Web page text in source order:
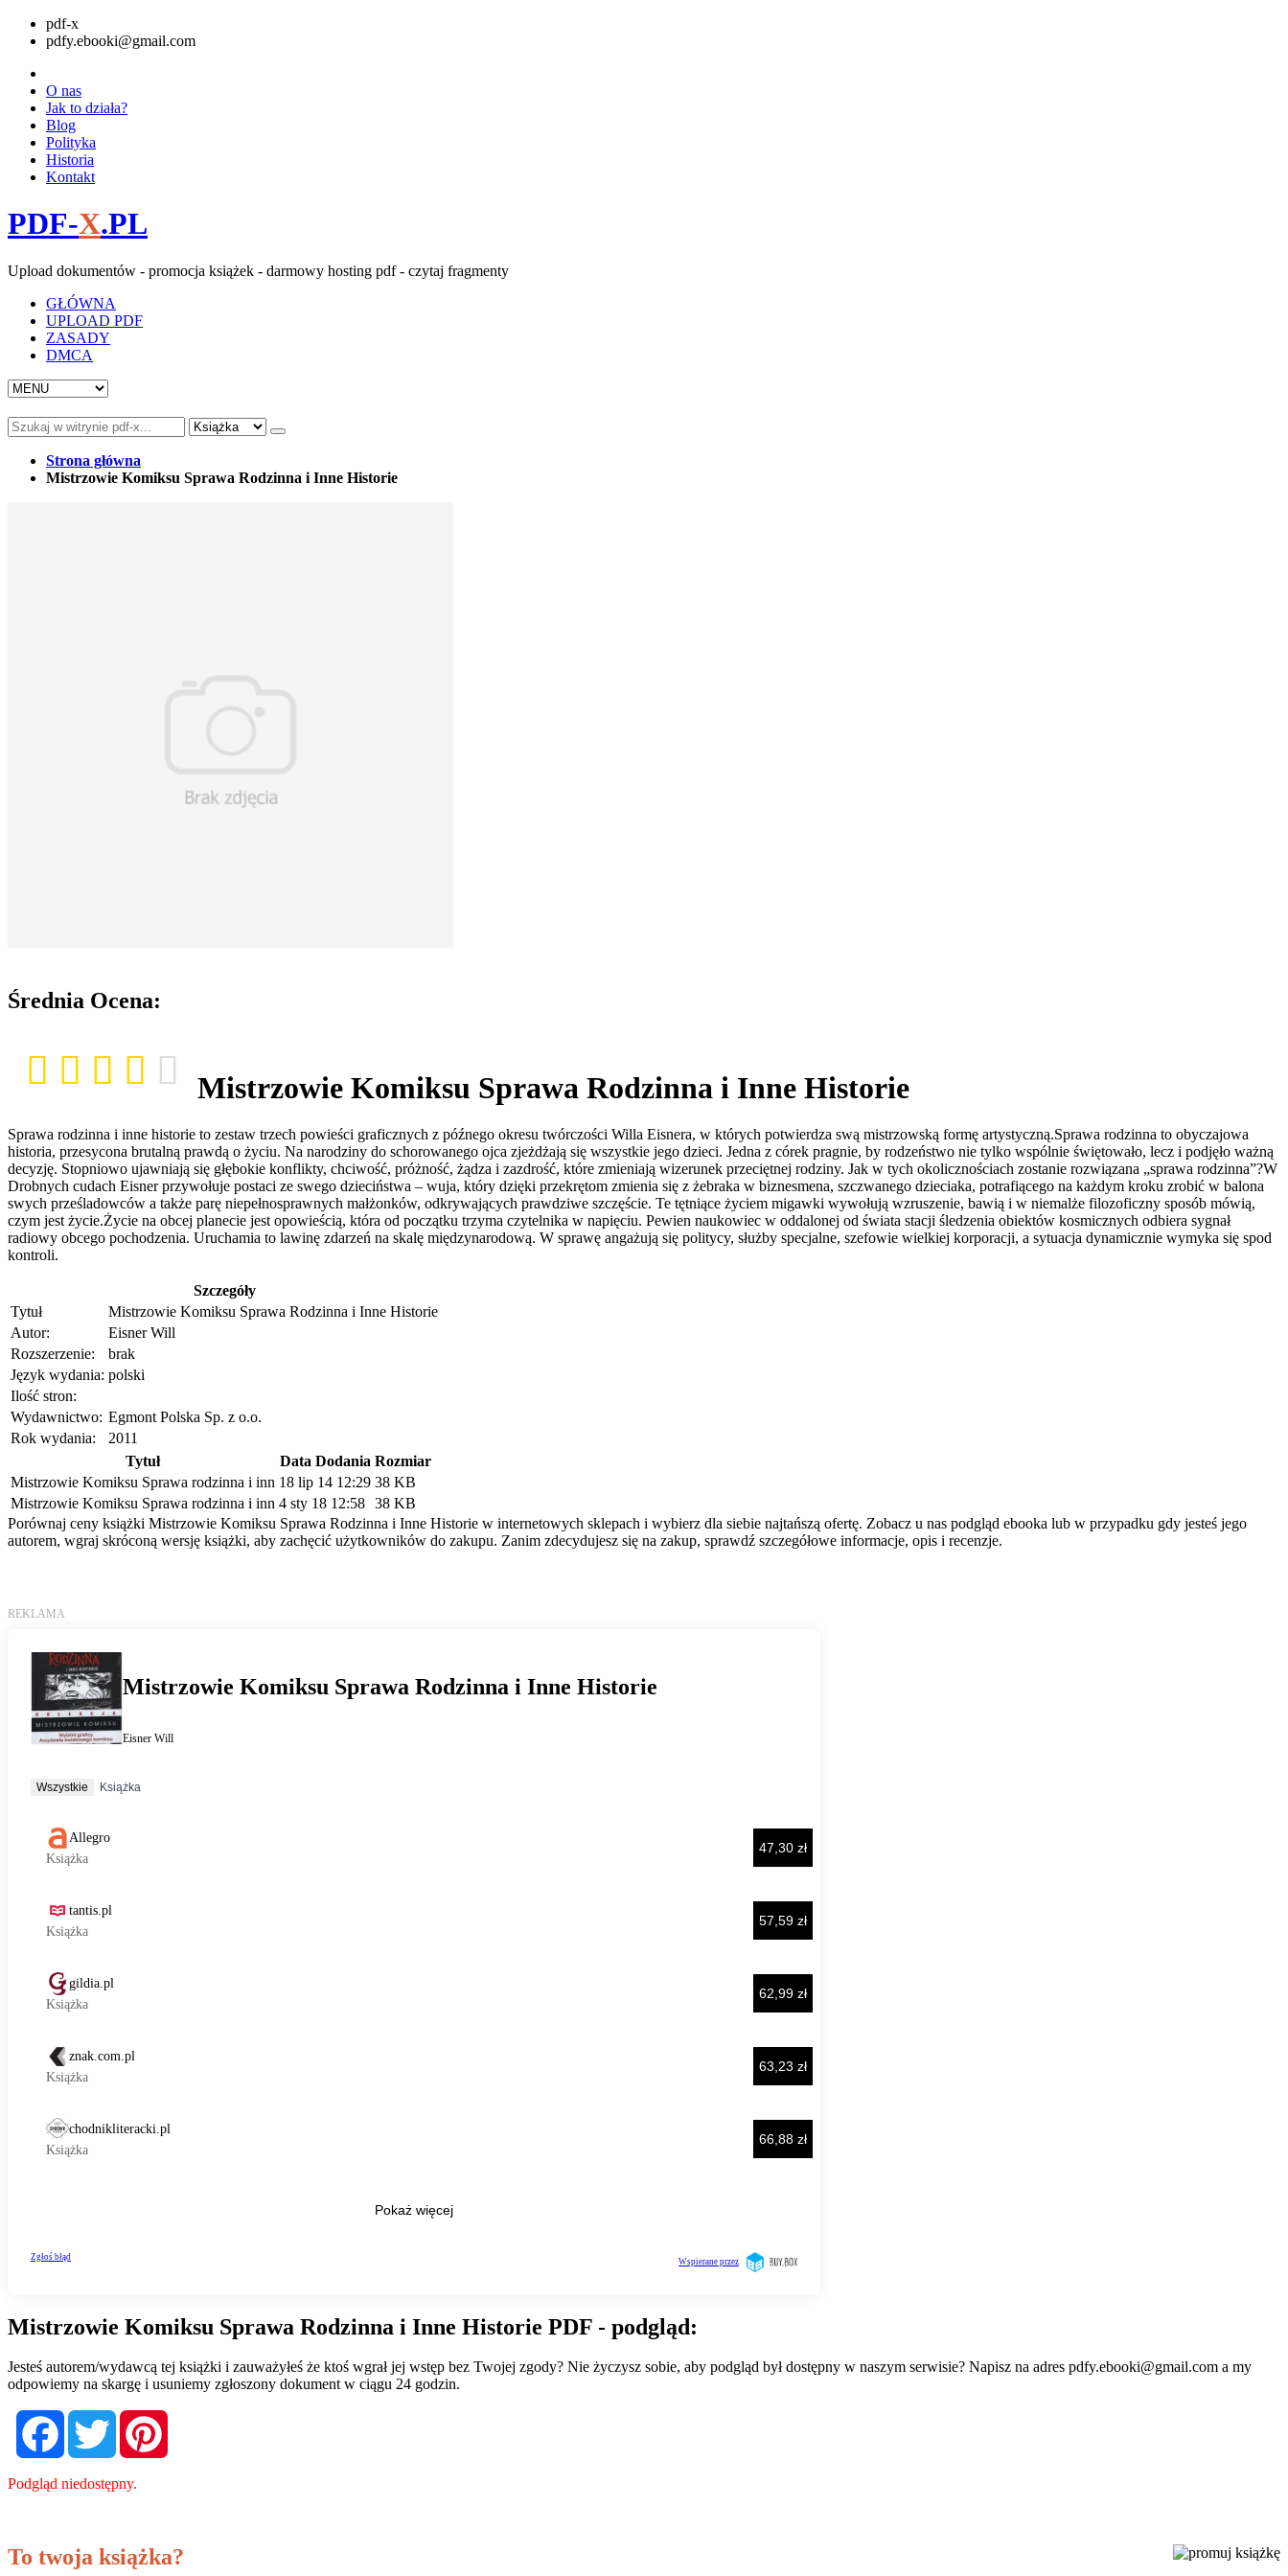
pdf-x
pdfy.ebooki@gmail.com
O nas
Jak to działa?
Blog
Polityka
Historia
Kontakt
PDF-X.PL
Upload dokumentów - promocja książek - darmowy hosting pdf - czytaj fragmenty
GŁÓWNA
UPLOAD PDF
ZASADY
DMCA
Strona główna
Mistrzowie Komiksu Sprawa Rodzinna i Inne Historie
Średnia Ocena:
Mistrzowie Komiksu Sprawa Rodzinna i Inne Historie
Sprawa rodzinna i inne historie to zestaw trzech powieści graficznych z późnego okresu twórczości Willa Eisnera, w których potwierdza swą mistrzowską formę artystyczną.Sprawa rodzinna to obyczajowa
historia, przesycona brutalną prawdą o życiu. Na narodziny do schorowanego ojca zjeżdżają się wszystkie jego dzieci. Jedna z córek pragnie, by rodzeństwo nie tylko wspólnie świętowało, lecz i podjęło ważną
decyzję. Stopniowo ujawniają się głębokie konflikty, chciwość, próżność, żądza i zazdrość, które zmieniają wizerunek przeciętnej rodziny. Jak w tych okolicznościach zostanie rozwiązana „sprawa rodzinna”?W
Drobnych cudach Eisner przywołuje postaci ze swego dzieciństwa – wuja, który dzięki przekrętom zmienia się z żebraka w biznesmena, szczwanego dzieciaka, potrafiącego na każdym kroku zrobić w balona
swych prześladowców a także parę niepełnosprawnych małżonków, odkrywających prawdziwe szczęście. Te tętniące życiem migawki wywołują wzruszenie, bawią i w niemalże filozoficzny sposób mówią,
czym jest życie.Życie na obcej planecie jest opowieścią, która od początku trzyma czytelnika w napięciu. Pewien naukowiec w oddalonej od świata stacji śledzenia obiektów kosmicznych odbiera sygnał
radiowy obcego pochodzenia. Uruchamia to lawinę zdarzeń na skalę międzynarodową. W sprawę angażują się politycy, służby specjalne, szefowie wielkiej korporacji, a sytuacja dynamicznie wymyka się spod
kontroli.
Szczegóły
Tytuł
Mistrzowie Komiksu Sprawa Rodzinna i Inne Historie
Autor:
Eisner Will
Rozszerzenie:
brak
Język wydania: polski
Ilość stron:
Wydawnictwo: Egmont Polska Sp. z o.o.
Rok wydania:
2011
Tytuł
Data Dodania Rozmiar
Mistrzowie Komiksu Sprawa rodzinna i inn 18 lip 14 12:29 38 KB
Mistrzowie Komiksu Sprawa rodzinna i inn 4 sty 18 12:58 38 KB
Porównaj ceny książki Mistrzowie Komiksu Sprawa Rodzinna i Inne Historie w internetowych sklepach i wybierz dla siebie najtańszą ofertę. Zobacz u nas podgląd ebooka lub w przypadku gdy jesteś jego
autorem, wgraj skróconą wersję książki, aby zachęcić użytkowników do zakupu. Zanim zdecydujesz się na zakup, sprawdź szczegółowe informacje, opis i recenzje.
Mistrzowie Komiksu Sprawa Rodzinna i Inne Historie PDF - podgląd:
Jesteś autorem/wydawcą tej książki i zauważyłeś że ktoś wgrał jej wstęp bez Twojej zgody? Nie życzysz sobie, aby podgląd był dostępny w naszym serwisie? Napisz na adres pdfy.ebooki@gmail.com a my
odpowiemy na skargę i usuniemy zgłoszony dokument w ciągu 24 godzin.
FacebookTwitter
Podgląd niedostępny.
To twoja książka?